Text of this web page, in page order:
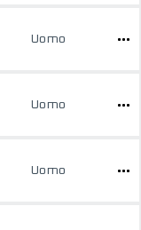
Uomo
Uomo
Uomo